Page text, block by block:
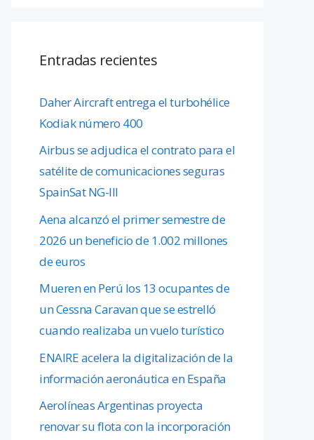
Entradas recientes
Daher Aircraft entrega el turbohélice
Kodiak número 400
Airbus se adjudica el contrato para el
satélite de comunicaciones seguras
SpainSat NG-III
Aena alcanzó el primer semestre de
2026 un beneficio de 1.002 millones
de euros
Mueren en Perú los 13 ocupantes de
un Cessna Caravan que se estrelló
cuando realizaba un vuelo turístico
ENAIRE acelera la digitalización de la
información aeronáutica en España
Aerolíneas Argentinas proyecta
renovar su flota con la incorporación